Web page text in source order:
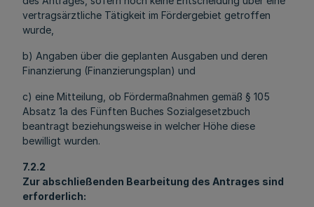
vertragsärztliche Tätigkeit im Fördergebiet getroffen
wurde,
b) Angaben über die geplanten Ausgaben und deren
Finanzierung (Finanzierungsplan) und
c) eine Mitteilung, ob Fördermaßnahmen gemäß § 105
Absatz 1a des Fünften Buches Sozialgesetzbuch
beantragt beziehungsweise in welcher Höhe diese
bewilligt wurden.
7.2.2
Zur abschließenden Bearbeitung des Antrages sind
erforderlich: